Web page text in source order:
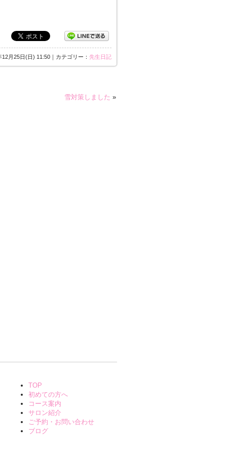
12月25日(日) 11:50｜カテゴリー： 先生日記
雪対策しました »
TOP
初めての方へ
コース案内
サロン紹介
ご予約・お問い合わせ
ブログ